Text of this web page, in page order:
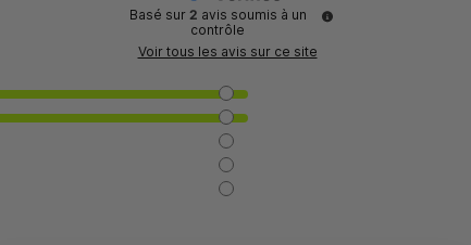
Basé sur 2 avis soumis à un
contrôle
Voir tous les avis sur ce site